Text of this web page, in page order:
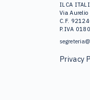
ILCA
Via
C.F.
P.IVA
Privacy